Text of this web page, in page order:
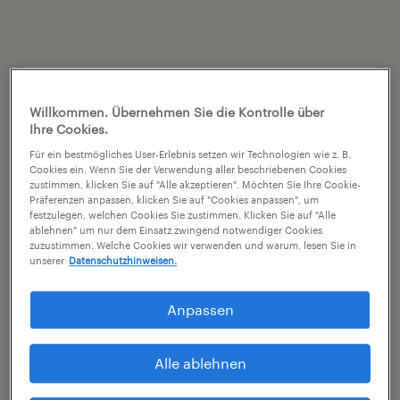
Willkommen. Übernehmen Sie die Kontrolle über
Ihre Cookies.
Für ein bestmögliches User-Erlebnis setzen wir Technologien wie z. B.
Cookies ein. Wenn Sie der Verwendung aller beschriebenen Cookies
zustimmen, klicken Sie auf "Alle akzeptieren". Möchten Sie Ihre Cookie-
Präferenzen anpassen, klicken Sie auf "Cookies anpassen", um
festzulegen, welchen Cookies Sie zustimmen. Klicken Sie auf "Alle
ablehnen" um nur dem Einsatz zwingend notwendiger Cookies
zuzustimmen. Welche Cookies wir verwenden und warum, lesen Sie in
unserer Datenschutzhinweisen.
Anpassen
Alle ablehnen